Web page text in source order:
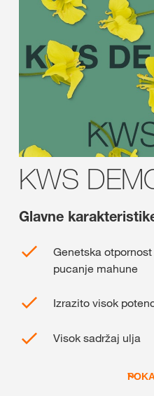
KWS
Glavne
Genetska
pucanje mahune
Izrazito visok
Visok sadržaj ulja